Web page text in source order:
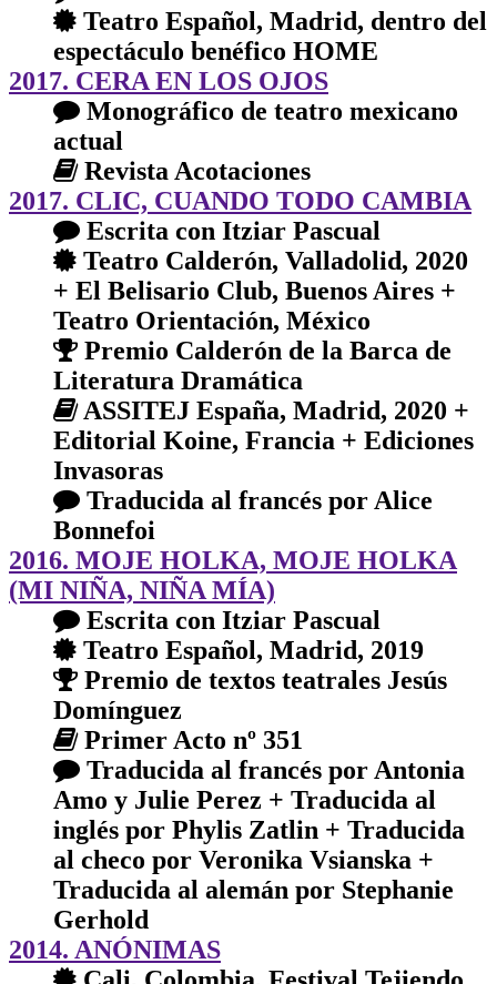
Teatro Español, Madrid, dentro del
espectáculo benéfico HOME
2017. CERA EN LOS OJOS
Monográfico de teatro mexicano
actual
Revista Acotaciones
2017. CLIC, CUANDO TODO CAMBIA
Escrita con Itziar Pascual
Teatro Calderón, Valladolid, 2020
+ El Belisario Club, Buenos Aires +
Teatro Orientación, México
Premio Calderón de la Barca de
Literatura Dramática
ASSITEJ España, Madrid, 2020 +
Editorial Koine, Francia + Ediciones
Invasoras
Traducida al francés por Alice
Bonnefoi
2016. MOJE HOLKA, MOJE HOLKA
(MI NIÑA, NIÑA MÍA)
Escrita con Itziar Pascual
Teatro Español, Madrid, 2019
Premio de textos teatrales Jesús
Domínguez
Primer Acto nº 351
Traducida al francés por Antonia
Amo y Julie Perez + Traducida al
inglés por Phylis Zatlin + Traducida
al checo por Veronika Vsianska +
Traducida al alemán por Stephanie
Gerhold
2014. ANÓNIMAS